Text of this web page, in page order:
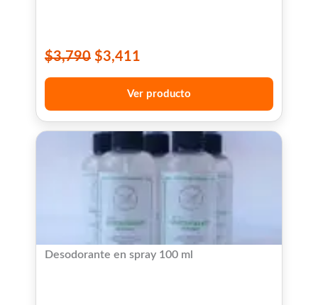
$3,790 $3,411
Ver producto
Desodorante en spray 100 ml